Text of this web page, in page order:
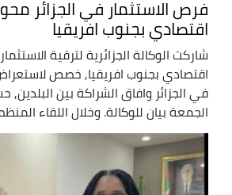
فرص الاستثمار في الجزائر
اقتصادي بجنوب افريقيا
شاركت الوكالة الجزائرية لترقية
اقتصادي بجنوب افريقيا, خصص لاستعراض
في الجزائر وافاق الشراكة بين البلدين,
الجمعة بيان للوكالة. وخلال اللقاء المنظم ...